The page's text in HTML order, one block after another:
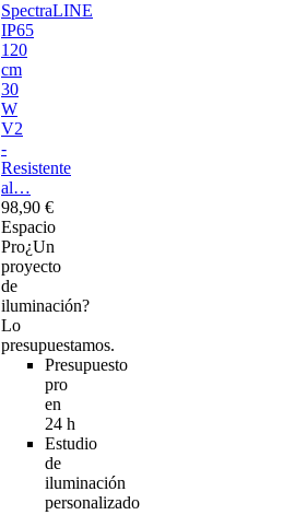
SpectraLINE
IP65
120
cm
30
W
V2
-
Resistente
al…
98,90 €
Espacio
Pro¿Un
proyecto
de
iluminación?
Lo
presupuestamos.
Presupuesto
pro
en
24 h
Estudio
de
iluminación
personalizado